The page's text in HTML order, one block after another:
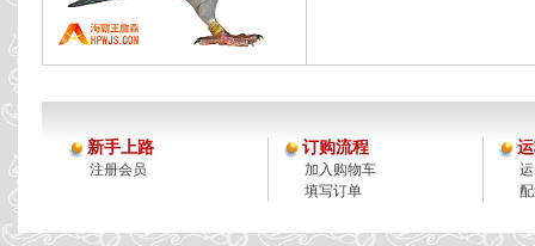
新手上路
注册会员
订购流程
加入购物车
填写订单